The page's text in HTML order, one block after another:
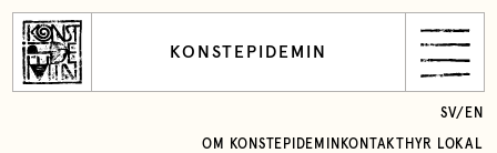
KONSTEPIDEMIN
OM KONSTEPIDEMIN KONTAKT HYR LOKAL
SV/ EN